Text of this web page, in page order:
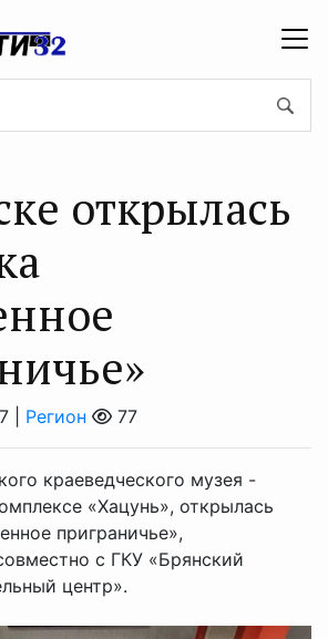
открылась
| Регион 77
краеведческого музея -
«Хацунь», открылась
приграничье»,
с ГКУ «Брянский
центр».